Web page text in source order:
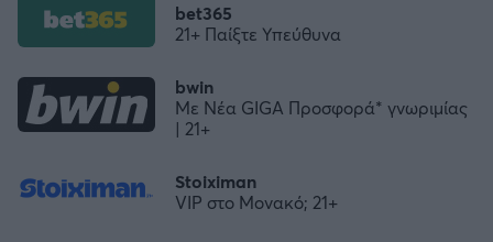
bwin
Με Νέα GIGA Προσφορά* γνωριμίας
| 21+
Stoiximan
VIP στο Μονακό; 21+
bet365
21+ Παίξτε Υπεύθυνα